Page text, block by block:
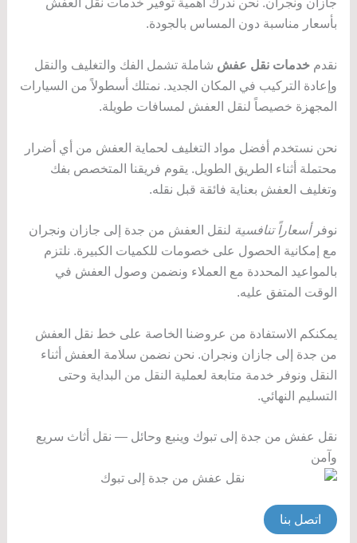
جازان ونجران. نحن ندرك أهمية توفير خدمات نقل العفش
بأسعار مناسبة دون المساس بالجودة.
نقدم خدمات نقل عفش شاملة تشمل الفك والتغليف والنقل
وإعادة التركيب في المكان الجديد. نمتلك أسطولاً من السيارات
المجهزة خصيصاً لنقل العفش لمسافات طويلة.
نحن نستخدم أفضل مواد التغليف لحماية العفش من أي أضرار
محتملة أثناء الطريق الطويل. يقوم فريقنا المتخصص بفك
وتغليف العفش بعناية فائقة قبل نقله.
نوفرأسعاراً تنافسية لنقل العفش من جدة إلى جازان ونجران
مع إمكانية الحصول على خصومات للكميات الكبيرة. نلتزم
بالمواعيد المحددة مع العملاء ونضمن وصول العفش في
الوقت المتفق عليه.
يمكنكم الاستفادة من عروضنا الخاصة على خط نقل العفش
من جدة إلى جازان ونجران. نحن نضمن سلامة العفش أثناء
النقل ونوفر خدمة متابعة لعملية النقل من البداية وحتى
التسليم النهائي.
نقل عفش من جدة إلى تبوك وينبع وحائل — نقل أثاث سريع
وآمن
اتصل بنا